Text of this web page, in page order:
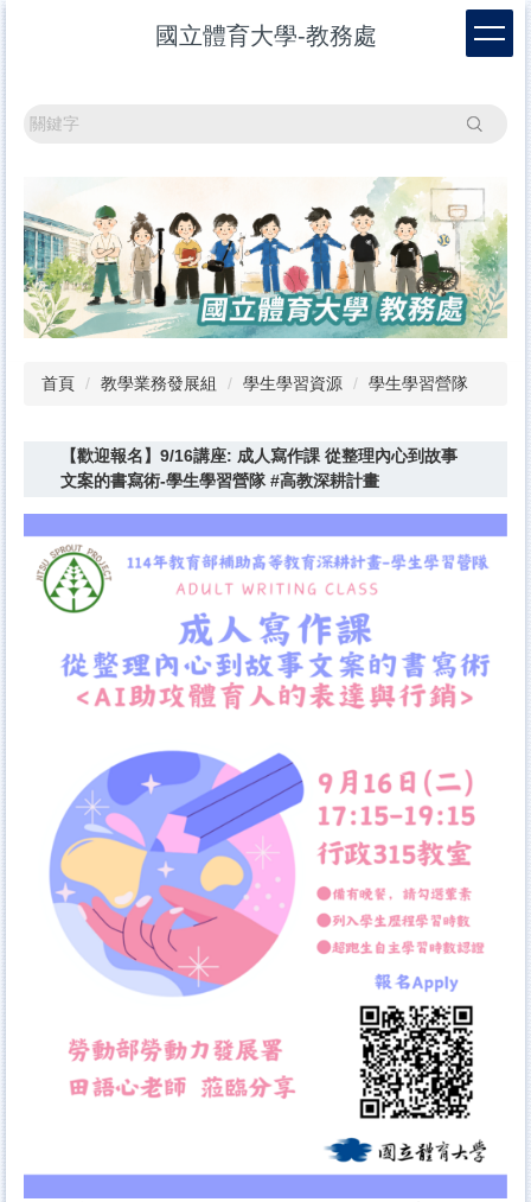
國立體育大學-教務處
搜尋
首頁 教學業務發展組 學生學習資源 學生學習營隊
【歡迎報名】9/16講座: 成人寫作課 從整理內心到故事
文案的書寫術-學生學習營隊 #高教深耕計畫